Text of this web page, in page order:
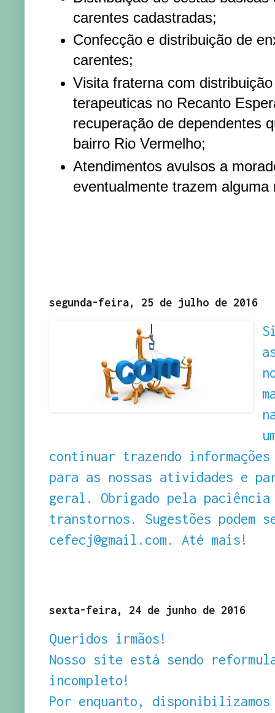
carentes cadastradas;
Confecção e distribuição de
carentes;
Visita fraterna com
terapeuticas no Recanto
recuperação de dependentes
bairro Rio Vermelho;
Atendimentos avulsos a
eventualmente trazem alguma
segunda-feira, 25 de julho de 2016
continuar trazendo
para as nossas atividades e
geral. Obrigado pela
transtornos. Sugestões podem
cefecj@gmail.com. Até mais!
sexta-feira, 24 de junho de 2016
Queridos irmãos!
Nosso site está sendo
incompleto!
Por enquanto,